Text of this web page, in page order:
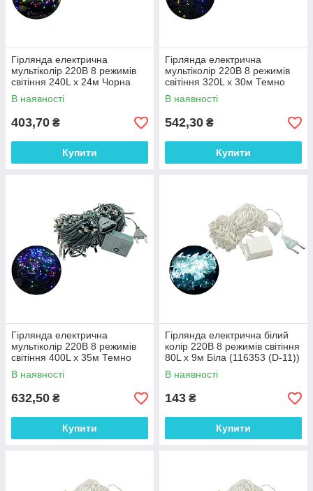
Гірлянда електрична
мультіколір 220В 8 режимів
світіння 240L х 24м Чорна
(116360 (D-16))
В наявності
403,70 ₴
Купити
Гірлянда електрична
мультіколір 220В 8 режимів
світіння 320L х 30м Темно
зелена (116361 (D-17))
В наявності
542,30 ₴
Купити
Гірлянда електрична
мультіколір 220В 8 режимів
світіння 400L х 35м Темно
зелена (116362 (D-18))
В наявності
632,50 ₴
Купити
Гірлянда електрична білий
колір 220В 8 режимів світіння
80L х 9м Біла (116353 (D-11))
В наявності
143 ₴
Купити